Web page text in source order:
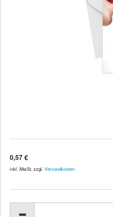
0,57 €
inkl. MwSt. zzgl. Versandkosten